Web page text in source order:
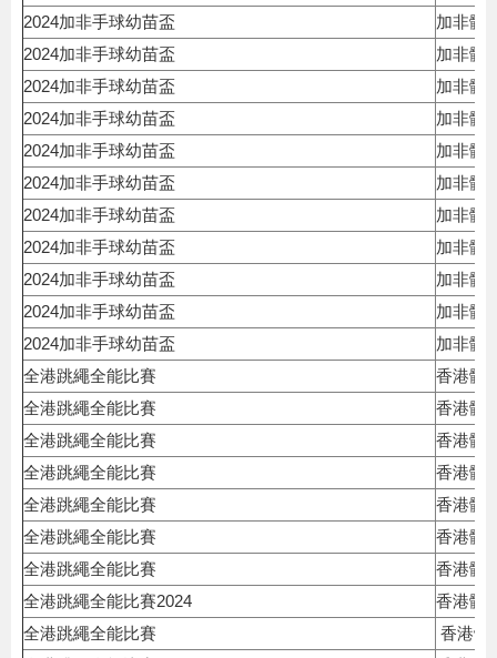
2024加非手球幼苗盃
加非體
2024加非手球幼苗盃
加非體
2024加非手球幼苗盃
加非體
2024加非手球幼苗盃
加非體
2024加非手球幼苗盃
加非體
2024加非手球幼苗盃
加非體
2024加非手球幼苗盃
加非體
2024加非手球幼苗盃
加非體
2024加非手球幼苗盃
加非體
2024加非手球幼苗盃
加非體
2024加非手球幼苗盃
加非體
全港跳繩全能比賽
香港體
全港跳繩全能比賽
香港體
全港跳繩全能比賽
香港體
全港跳繩全能比賽
香港體
全港跳繩全能比賽
香港體
全港跳繩全能比賽
香港體
全港跳繩全能比賽
香港體
全港跳繩全能比賽2024
香港體
全港跳繩全能比賽
香港體